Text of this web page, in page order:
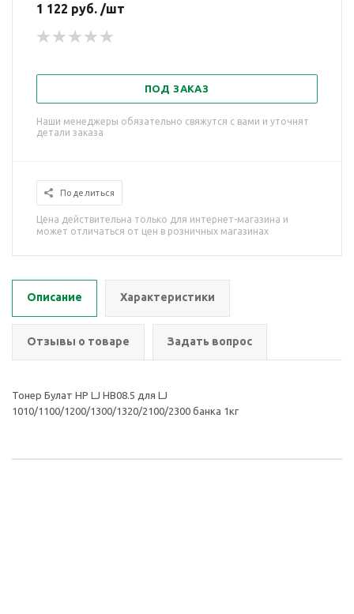
1 122 руб. /шт
ПОД ЗАКАЗ
Наши менеджеры обязательно свяжутся с вами и уточнят
детали заказа
Поделиться
Цена действительна только для интернет-магазина и
может отличаться от цен в розничных магазинах
Описание Характеристики
Отзывы о товаре Задать вопрос
Тонер Булат HP LJ HB08.5 для LJ
1010/1100/1200/1300/1320/2100/2300 банка 1кг